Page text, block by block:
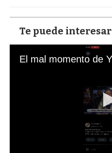
Te puede interesar